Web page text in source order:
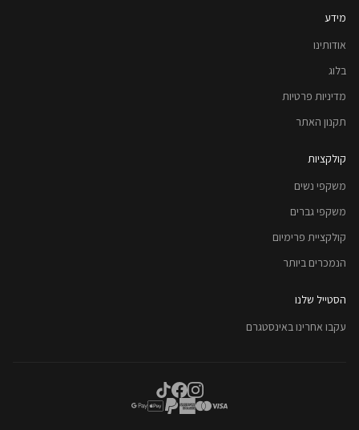
מידע
אודותינו
בלוג
מדיניות פרטיות
תקנון האתר
קולקציות
משקפי נשים
משקפי גברים
קולקציית פרימיום
הנמכרים ביותר
הסטייל שלנו
עקבו אחרינו באינסטגרם